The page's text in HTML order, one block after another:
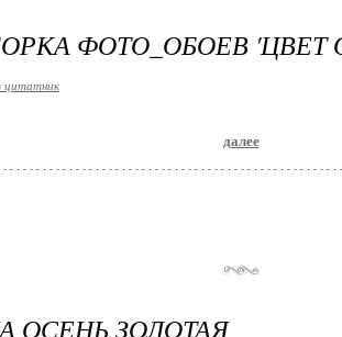
ФОТО_ОБОЕВ 'ЦВЕТ
цитатник
далее
ОСЕНЬ ЗОЛОТАЯ